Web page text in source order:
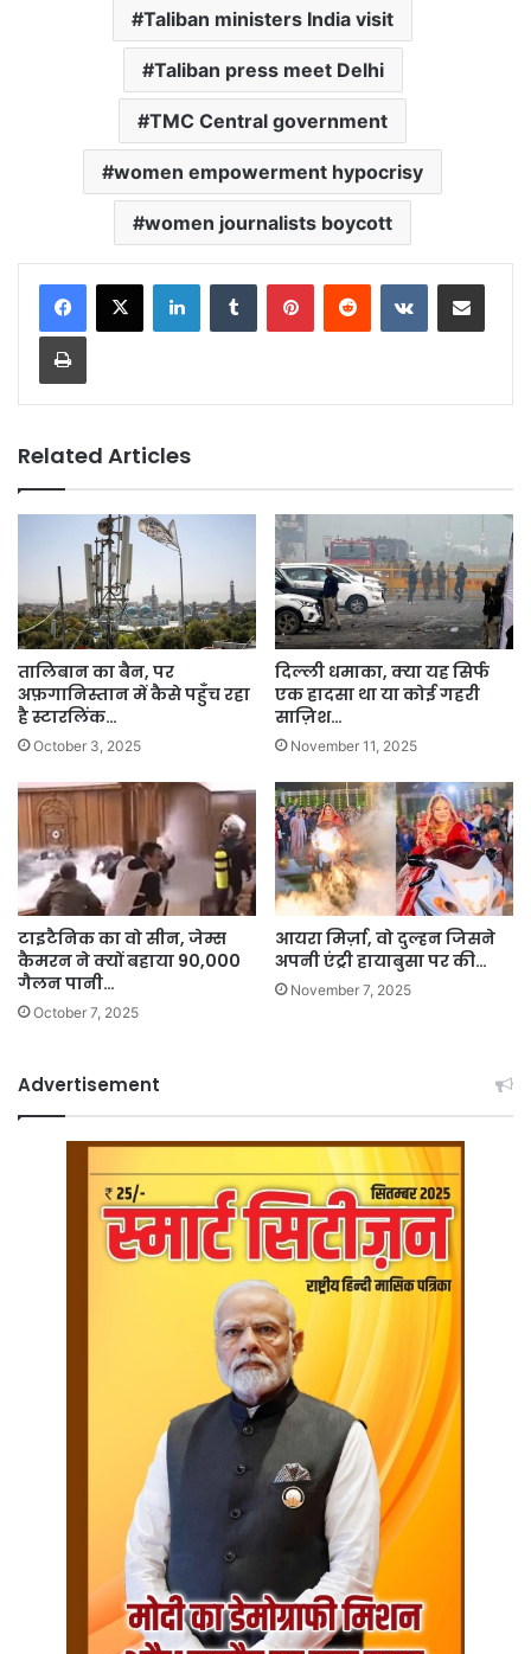
Taliban ministers India visit
Taliban press meet Delhi
TMC Central government
women empowerment hypocrisy
women journalists boycott
LinkedInTumblr PinterestReddit VKontakteShare via Email
Print
Related Articles
तालिबान का बैन, पर
अफ़गानिस्तान में कैसे पहुँच रहा
है स्टारलिंक…
October 3, 2025
दिल्ली धमाका, क्या यह सिर्फ
एक हादसा था या कोई गहरी
साज़िश…
November 11, 2025
टाइटैनिक का वो सीन, जेम्स
कैमरन ने क्यों बहाया 90,000
गैलन पानी…
October 7, 2025
आयरा मिर्ज़ा, वो दुल्हन जिसने
अपनी एंट्री हायाबुसा पर की…
November 7, 2025
Advertisement